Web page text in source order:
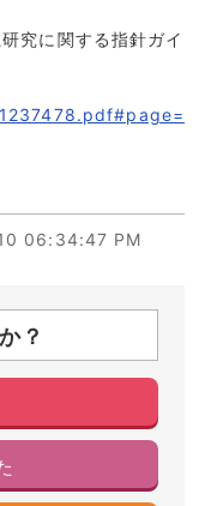
究に関する指針ガイ
06:34:47 PM
？